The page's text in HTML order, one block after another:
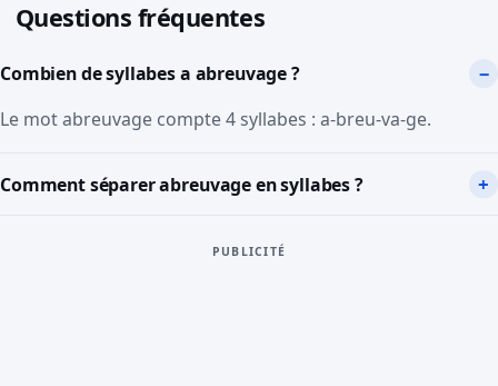
Questions fréquentes
Combien de syllabes a abreuvage ?
Le mot abreuvage compte 4 syllabes : a-breu-va-ge.
Comment séparer abreuvage en syllabes ?
PUBLICITÉ